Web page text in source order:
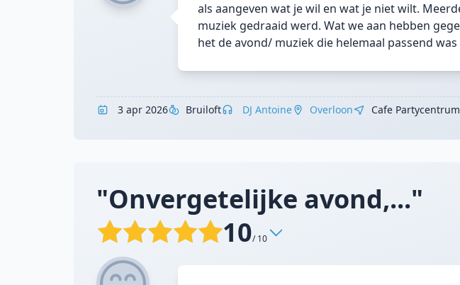
als aangeven wat je wil en wat je niet wilt.
muziek gedraaid werd. Wat we aan hebben
het de avond/ muziek die helemaal passend
3 apr 2026 Bruiloft DJ Antoine Overloon Cafe
"Onvergetelijke avond,..."
10/ 10